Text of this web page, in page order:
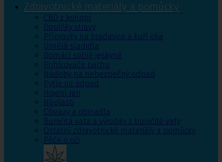
Zdravotnické materiály a pomůcky
CBD z konopí
Doplňky stravy
Přípravky na bradavice a kuří oka
Umělá sladidla
Domácí solné jeskyně
Pohlcovače pachu
Nádoby na nebezpečný odpad
Pytle na odpad
Hojení ran
Náplasti
Obvazy a obinadla
Buničitá vata a výrobky z buničité vaty
Ostatní zdravotnické materiály a pomůcky
Péče o oči